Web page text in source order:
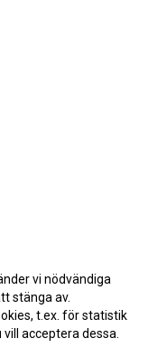
vi nödvändiga
stänga av.
t.ex. för statistik
acceptera dessa.